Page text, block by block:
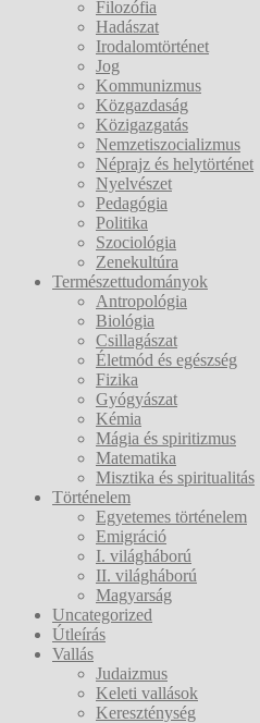
Filozófia
Hadászat
Irodalomtörténet
Jog
Kommunizmus
Közgazdaság
Közigazgatás
Nemzetiszocializmus
Néprajz és helytörténet
Nyelvészet
Pedagógia
Politika
Szociológia
Zenekultúra
Természettudományok
Antropológia
Biológia
Csillagászat
Életmód és egészség
Fizika
Gyógyászat
Kémia
Mágia és spiritizmus
Matematika
Misztika és spiritualitás
Történelem
Egyetemes történelem
Emigráció
I. világháború
II. világháború
Magyarság
Uncategorized
Útleírás
Vallás
Judaizmus
Keleti vallások
Kereszténység